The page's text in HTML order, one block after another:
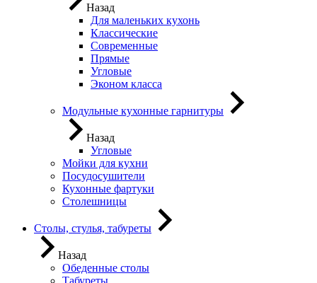
Назад
Для маленьких кухонь
Классические
Современные
Прямые
Угловые
Эконом класса
Модульные кухонные гарнитуры
Назад
Угловые
Мойки для кухни
Посудосушители
Кухонные фартуки
Столешницы
Столы, стулья, табуреты
Назад
Обеденные столы
Табуреты